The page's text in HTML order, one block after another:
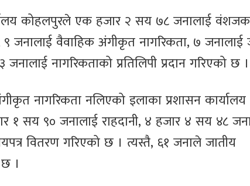
कोहलपुरले एक हजार २ सय ७८ जनालाई
९ जनालाई वैवाहिक अंगीकृत नागरिकता, ७ जनालाई
नागरिकताको प्रतिलिपी प्रदान गरिएको छ ।
नागरिकता नलिएको इलाका प्रशासन कार्यालय
सय ९० जनालाई राहदानी, ४ हजार ४ सय ४८
वितरण गरिएको छ । त्यस्तै, ६१ जनाले जातीय
।